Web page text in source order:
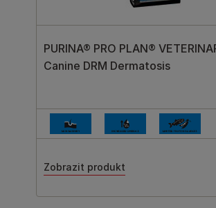
PURINA® PRO PLAN®
Canine DRM Dermatosis
Zobrazit produkt